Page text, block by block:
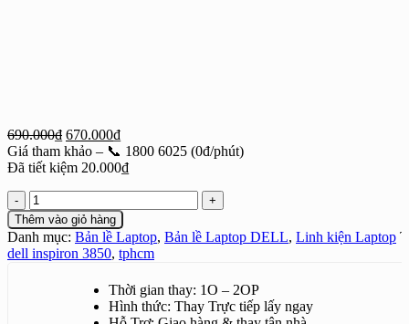
690.000₫ Giá
gốc
là:
670.000₫Giá
hiện
tại
Giá tham khảo – 📞 1800 6025 (0đ/phút)
Đã tiết kiệm 20.000₫
Bản
Lề
Laptop
Dell
Inspiron
Thêm vào giỏ hàng
Danh mục: Bản lề Laptop, Bản lề Laptop DELL, Linh kiện Laptop
dell inspiron 3850, tphcm
Thời gian thay: 1O – 2OP
Hình thức: Thay Trực tiếp lấy ngay